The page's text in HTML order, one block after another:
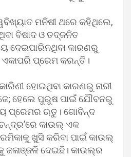
ମନିଷୀ ଥରେ କହିଥିଲେ,
ବିଷାଦ ଓ ତଦ୍‌ଜନିତ
ଦେଇପାରିନଥିବା କାରଣରୁ
ପ୍ରେମ କରନ୍ତି।
ହୋଇଥିବା କାରଣରୁ ନାରୀ
ହେଲେ ପୁରୁଷ ପାଇଁ ଯୌବନରୁ
ପ୍ରେମର ଋତୁ। ଗୋବିନ୍ଦ
କାଉଲ୍ ଏକ
ଖୁସି କରିବା ପାଇଁ କାଉଲ୍
ଜଳାଞ୍ଜଳି ଦେଇଛି। କାଉଲ୍‌ର